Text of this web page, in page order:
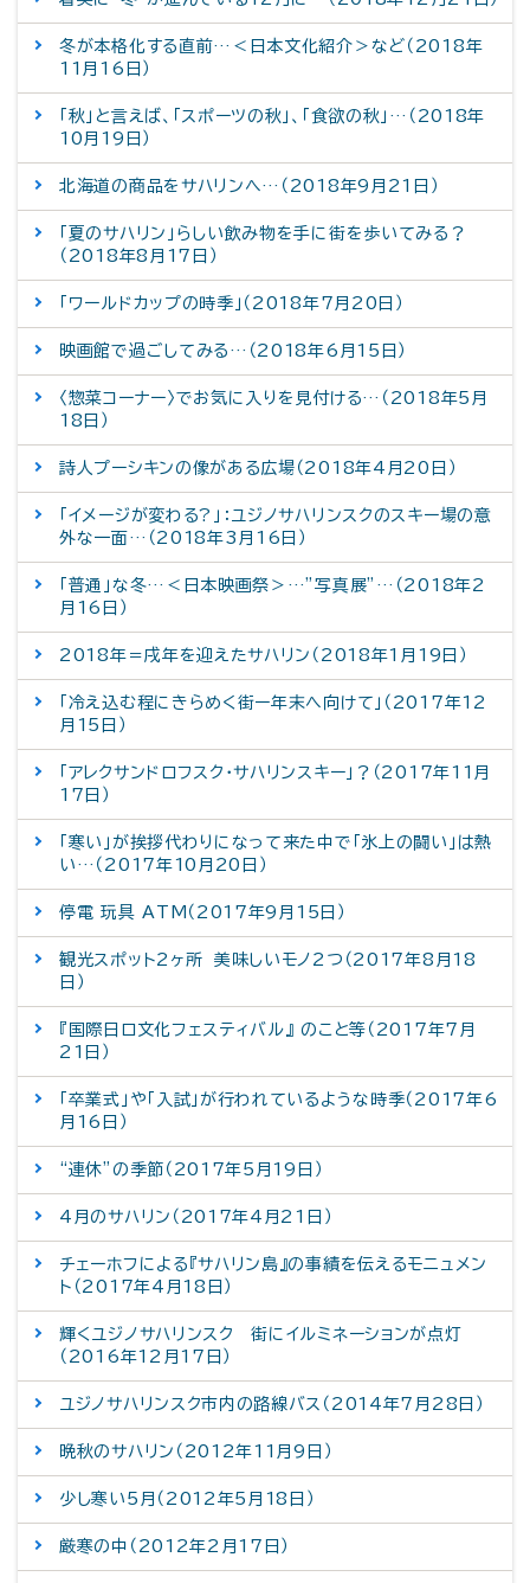
冬が本格化する直前…＜日本文化紹介＞など（2018年
11月16日）
「秋」と言えば、「スポーツの秋」、「食欲の秋」…（2018年
10月19日）
北海道の商品をサハリンへ…（2018年9月21日）
「夏のサハリン」らしい飲み物を手に街を歩いてみる？
（2018年8月17日）
「ワールドカップの時季」（2018年7月20日）
映画館で過ごしてみる…（2018年6月15日）
〈惣菜コーナー〉でお気に入りを見付ける…（2018年5月
18日）
詩人プーシキンの像がある広場（2018年4月20日）
「イメージが変わる?」：ユジノサハリンスクのスキー場の意
外な一面…（2018年3月16日）
「普通」な冬…＜日本映画祭＞…”写真展”…（2018年2
月16日）
2018年＝戌年を迎えたサハリン（2018年1月19日）
「冷え込む程にきらめく街ー年末へ向けて」（2017年12
月15日）
「アレクサンドロフスク・サハリンスキー」？（2017年11月
17日）
「寒い」が挨拶代わりになって来た中で「氷上の闘い」は熱
い…（2017年10月20日）
停電 玩具 ATM（2017年9月15日）
観光スポット2ヶ所 美味しいモノ2つ（2017年8月18
日）
『国際日ロ文化フェスティバル』 のこと等（2017年7月
21日）
「卒業式」や「入試」が行われているような時季（2017年6
月16日）
“連休”の季節（2017年5月19日）
4月のサハリン（2017年4月21日）
チェーホフによる『サハリン島』の事績を伝えるモニュメン
ト（2017年4月18日）
輝くユジノサハリンスク 街にイルミネーションが点灯
（2016年12月17日）
ユジノサハリンスク市内の路線バス（2014年7月28日）
晩秋のサハリン（2012年11月9日）
少し寒い5月（2012年5月18日）
厳寒の中（2012年2月17日）